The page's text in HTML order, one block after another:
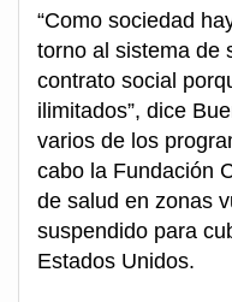
“Como sociedad
torno al sistema de
contrato social
ilimitados”, dice
varios de los
cabo la Fundación
de salud en zonas
suspendido para
Estados Unidos.